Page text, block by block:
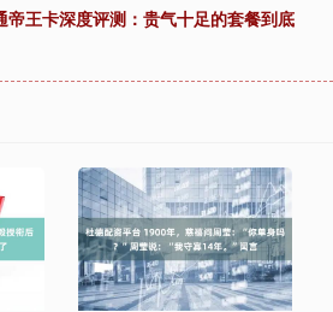
帝王卡深度评测：贵气十足的套餐到底